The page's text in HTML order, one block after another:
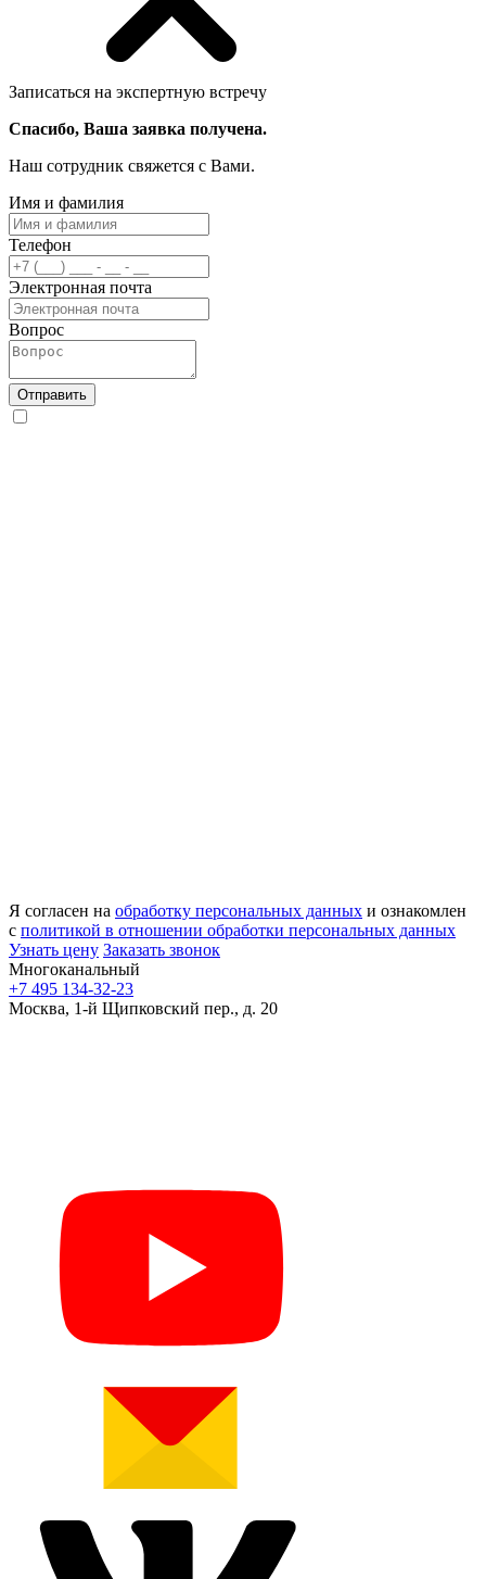
Записаться на экспертную встречу
Спасибо, Ваша заявка получена.
Наш сотрудник свяжется с Вами.
Имя и фамилия
Телефон
Электронная почта
Вопрос
Отправить
Я согласен на обработку персональных данных и ознакомлен
с политикой в отношении обработки персональных данных
Узнать цену Заказать звонок
Многоканальный
+7 495 134-32-23
Москва, 1-й Щипковский пер., д. 20